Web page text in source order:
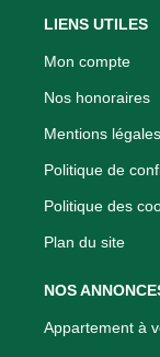
LIENS UTILES
Mon compte
Nos honoraires
Mentions légales
Politique de
Politique des
Plan du site
NOS
Appartement à